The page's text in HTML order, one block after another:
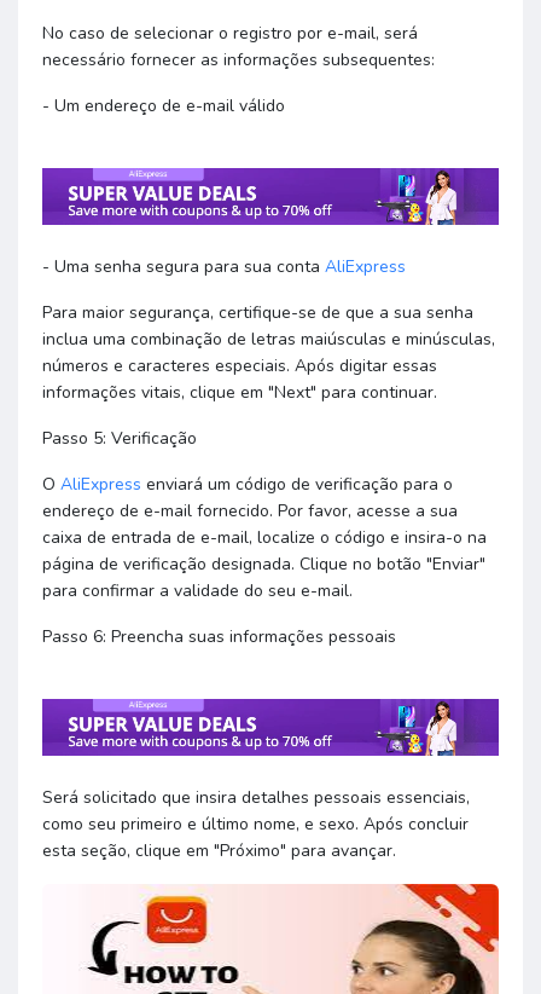
No caso de selecionar o registro por e-mail, será
necessário fornecer as informações subsequentes:
- Um endereço de e-mail válido
- Uma senha segura para sua conta AliExpress
Para maior segurança, certifique-se de que a sua senha
inclua uma combinação de letras maiúsculas e minúsculas,
números e caracteres especiais. Após digitar essas
informações vitais, clique em "Next" para continuar.
Passo 5: Verificação
O AliExpress enviará um código de verificação para o
endereço de e-mail fornecido. Por favor, acesse a sua
caixa de entrada de e-mail, localize o código e insira-o na
página de verificação designada. Clique no botão "Enviar"
para confirmar a validade do seu e-mail.
Passo 6: Preencha suas informações pessoais
Será solicitado que insira detalhes pessoais essenciais,
como seu primeiro e último nome, e sexo. Após concluir
esta seção, clique em "Próximo" para avançar.